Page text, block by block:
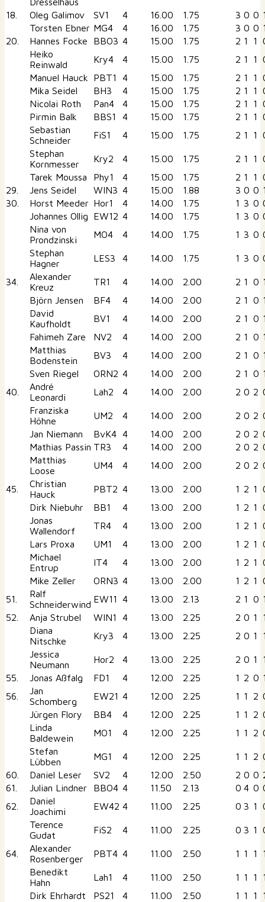
18.
Oleg Galimov SV1 4 16.00 1.75 3 0 0
Torsten Ebner MG4 4 16.00 1.75 3 0 0
20.
Hannes Focke BBO3 4 15.00 1.75 2 1 1
Heiko
Reinwald
Kry4 4 15.00 1.75 2 1 1
Manuel Hauck
PBT1 4 15.00 1.75 2 1 1
Mika Seidel
BH3 4 15.00 1.75 2 1 1
Nicolai Roth
Pan4 4 15.00 1.75 2 1 1
Pirmin Balk
BBS1 4 15.00 1.75 2 1 1
Sebastian
Schneider
FiS1 4 15.00 1.75 2 1 1
Stephan
Kornmesser
Kry2 4 15.00 1.75 2 1 1
Tarek Moussa
Phy1 4 15.00 1.75 2 1 1
29.
Jens Seidel WIN3 4 15.00 1.88 3 0 0
30.
Horst Meeder Hor1 4 14.00 1.75 1 3 0
Johannes Ollig
EW12 4 14.00 1.75 1 3 0
Nina von
Prondzinski
MO4 4 14.00 1.75 1 3 0
Stephan
Hagner
LES3 4 14.00 1.75 1 3 0
34.
Alexander
Kreuz
TR1 4 14.00 2.00 2 1 0
Björn Jensen
BF4 4 14.00 2.00 2 1 0
David
Kaufholdt
BV1 4 14.00 2.00 2 1 0
Fahimeh Zare
NV2 4 14.00 2.00 2 1 0
Matthias
Bodenstein
BV3 4 14.00 2.00 2 1 0
Sven Riegel
ORN2 4 14.00 2.00 2 1 0
40.
André
Leonardi
Lah2 4 14.00 2.00 2 0 2
Franziska
Höhne
UM2 4 14.00 2.00 2 0 2
Jan Niemann
BvK4 4 14.00 2.00 2 0 2
Mathias Passin TR3 4 14.00 2.00 2 0 2
Matthias
Loose
UM4 4 14.00 2.00 2 0 2
45.
Christian
Hauck
PBT2 4 13.00 2.00 1 2 1
Dirk Niebuhr
BB1 4 13.00 2.00 1 2 1
Jonas
Wallendorf
TR4 4 13.00 2.00 1 2 1
Lars Proxa
UM1 4 13.00 2.00 1 2 1
Michael
Entrup
IT4 4 13.00 2.00 1 2 1
Mike Zeller
ORN3 4 13.00 2.00 1 2 1
51.
Ralf
Schneiderwind EW11 4 13.00 2.13 2 1 0
52.
Anja Strubel WIN1 4 13.00 2.25 2 0 1
Diana
Nitschke
Kry3 4 13.00 2.25 2 0 1
Jessica
Neumann
Hor2 4 13.00 2.25 2 0 1
55.
Jonas Aßfalg FD1 4 12.00 2.25 1 2 0
56.
Jan
Schomberg
EW21 4 12.00 2.25 1 1 2
Jürgen Flory
BB4 4 12.00 2.25 1 1 2
Linda
Baldewein
MO1 4 12.00 2.25 1 1 2
Stefan
Lübben
MG1 4 12.00 2.25 1 1 2
60.
Daniel Leser SV2 4 12.00 2.50 2 0 0
61.
Julian Lindner BBO4 4 11.50 2.13 0 4 0
62.
Daniel
Joachimi
EW42 4 11.00 2.25 0 3 1
Terence
Gudat
FiS2 4 11.00 2.25 0 3 1
64.
Alexander
Rosenberger
PBT4 4 11.00 2.50 1 1 1
Benedikt
Hahn
Lah1 4 11.00 2.50 1 1 1
Dirk Ehrhardt
PS21 4 11.00 2.50 1 1 1